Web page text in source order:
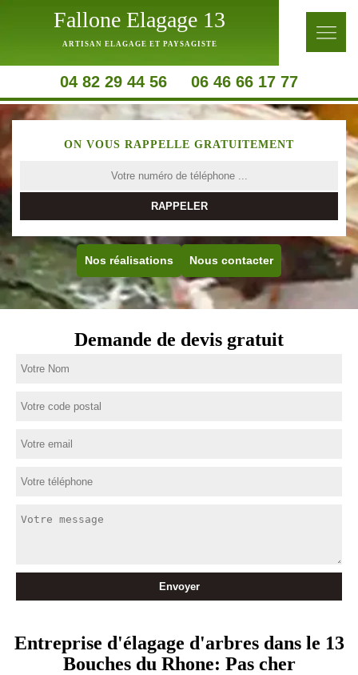
Fallone Elagage 13
ARTISAN ELAGAGE ET PAYSAGISTE
04 82 29 44 56 06 46 66 17 77
ON VOUS RAPPELLE GRATUITEMENT
Nos réalisations Nous contacter
Demande de devis gratuit
Entreprise d'élagage d'arbres dans le 13
Bouches du Rhone: Pas cher